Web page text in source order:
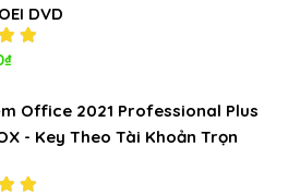
DVD
₫
Office 2021 Professional Plus
- Key Theo Tài Khoản Trọn